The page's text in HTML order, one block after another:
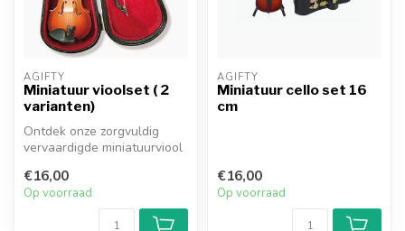
AGIFTY
Miniatuur vioolset ( 2
varianten)
Ontdek onze zorgvuldig
vervaardigde miniatuurviool
e...
€16,00
Op voorraad
AGIFTY
Miniatuur cello set 16
cm
€16,00
Op voorraad